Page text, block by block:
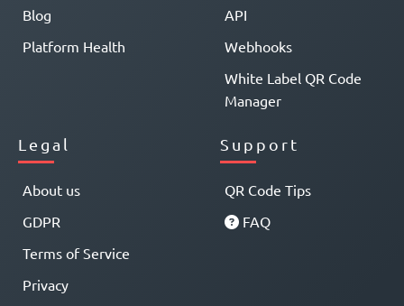
Blog
Platform Health
API
Webhooks
White Label QR Code
Manager
Legal
About us
GDPR
Terms of Service
Privacy
Support
QR Code Tips
FAQ